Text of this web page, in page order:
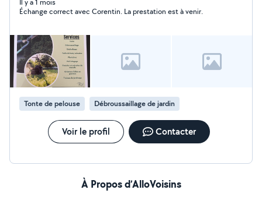
Il y a 1 mois
Échange correct avec Corentin. La prestation est à venir.
Tonte de pelouse Débroussaillage de jardin
Voir le profil Contacter
À Propos d’AlloVoisins